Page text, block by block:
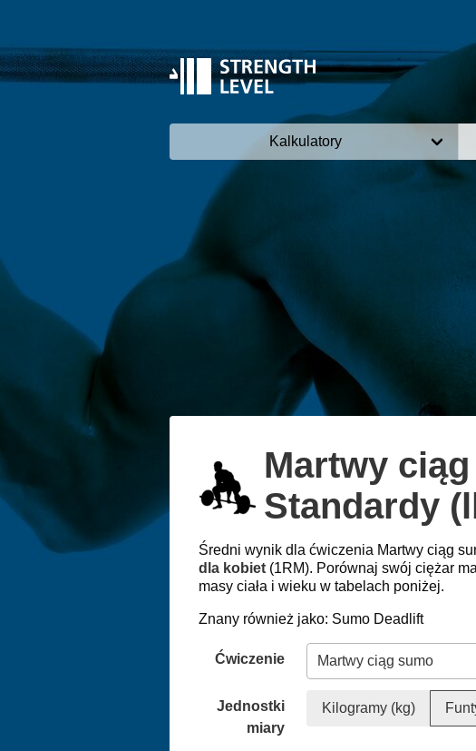
Kalkulatory
Martwy
Standardy
Średni wynik dla ćwiczenia Martwy ciąg
dla kobiet (1RM). Porównaj swój ciężar
masy ciała i wieku w tabelach poniżej.
Znany również jako: Sumo Deadlift
Ćwiczenie
Jednostki
miary
Kilogramy (kg)